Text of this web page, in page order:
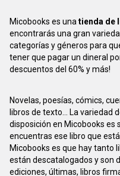
Micobooks es unatienda de
encontrarás una gran
categorías y géneros para
tener que pagar un dineral
descuentos del 60% y más!
Novelas, poesías, cómics,
libros de texto... La variedad
disposición en Micobooks es
encuentras ese libro que
Micobooks es que hay tanto
están descatalogados y son
ediciones, últimas, libros